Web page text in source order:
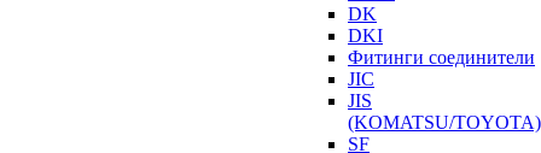
DK
DKI
Фитинги соединители
JIC
JIS
(KOMATSU/TOYOTA)
SF